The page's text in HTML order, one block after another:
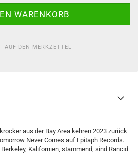
AUF DEN MERKZETTEL
aus der Bay Area kehren 2023 zurück
Never Comes auf Epitaph Records.
Kalifornien, stammend, sind Rancid